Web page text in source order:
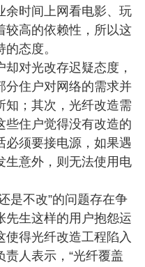
余时间上网看电影、玩
较高的依赖性，所以这
态度。
对光改存迟疑态度，
分住户对网络的需求并
知；其次，光纤改造需
些住户觉得没有改造的
必须要接电源，如果遇
生意外，则无法使用电
不改”的问题存在争
先生这样的用户抱怨运
得光纤改造工程陷入
人表示，“光纤覆盖